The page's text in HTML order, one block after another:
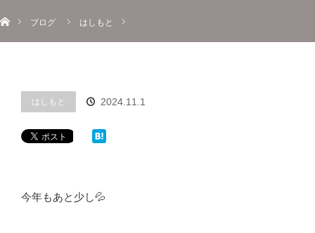
menu
About
Information
ご予約
ブログ
はしもと
はしもと 2024.11.1
今年もあと少し💦